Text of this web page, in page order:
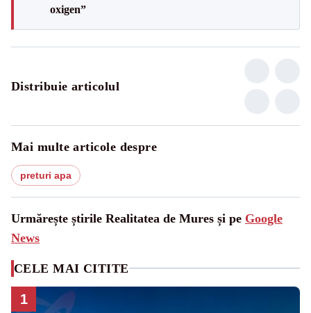
oxigen”
Distribuie articolul
Mai multe articole despre
preturi apa
Urmărește știrile Realitatea de Mures și pe Google
News
CELE MAI CITITE
1